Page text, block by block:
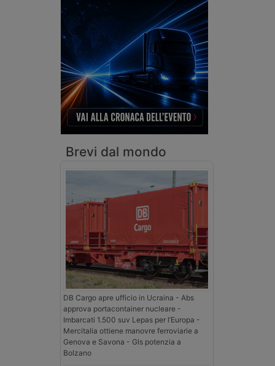
Brevi dal mondo
DB Cargo apre ufficio in Ucraina - Abs
approva portacontainer nucleare -
Imbarcati 1.500 suv Lepas per l’Europa -
Mercitalia ottiene manovre ferroviarie a
Genova e Savona - Gls potenzia a
Bolzano